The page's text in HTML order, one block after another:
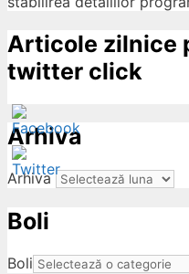
Articole zilnice
twitter click
Arhiva
Arhiva
Boli
Boli